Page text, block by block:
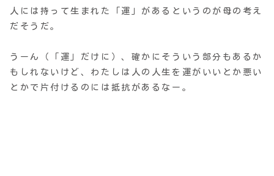
人には持って生まれた「運」があるというのが母の考え
だそうだ。
うーん（「運」だけに）、確かにそういう部分もあるか
もしれないけど、わたしは人の人生を運がいいとか悪い
とかで片付けるのには抵抗があるなー。